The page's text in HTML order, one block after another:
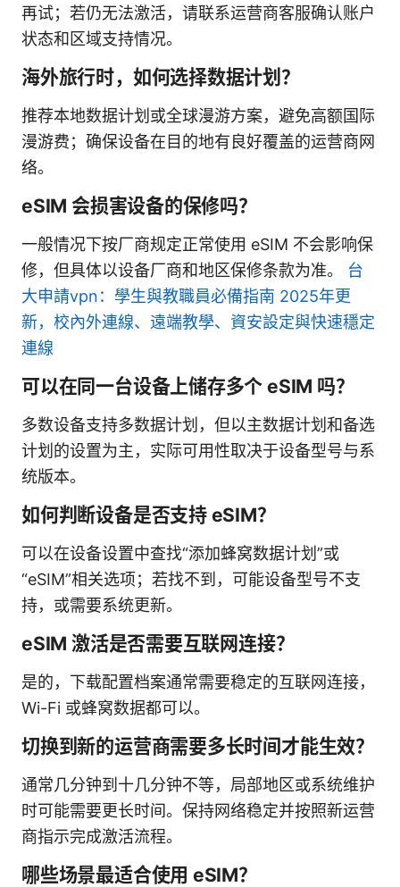
再试；若仍无法激活，请联系运营商客服确认账户
状态和区域支持情况。
海外旅行时，如何选择数据计划？
推荐本地数据计划或全球漫游方案，避免高额国际
漫游费；确保设备在目的地有良好覆盖的运营商网
络。
eSIM 会损害设备的保修吗？
一般情况下按厂商规定正常使用 eSIM 不会影响保
修，但具体以设备厂商和地区保修条款为准。 台
大申請vpn：學生與教職員必備指南 2025年更
新，校內外連線、遠端教學、資安設定與快速穩定
連線
可以在同一台设备上储存多个 eSIM 吗？
多数设备支持多数据计划，但以主数据计划和备选
计划的设置为主，实际可用性取决于设备型号与系
统版本。
如何判断设备是否支持 eSIM？
可以在设备设置中查找“添加蜂窝数据计划”或
“eSIM”相关选项；若找不到，可能设备型号不支
持，或需要系统更新。
eSIM 激活是否需要互联网连接？
是的，下载配置档案通常需要稳定的互联网连接，
Wi-Fi 或蜂窝数据都可以。
切换到新的运营商需要多长时间才能生效？
通常几分钟到十几分钟不等，局部地区或系统维护
时可能需要更长时间。保持网络稳定并按照新运营
商指示完成激活流程。
哪些场景最适合使用 eSIM？